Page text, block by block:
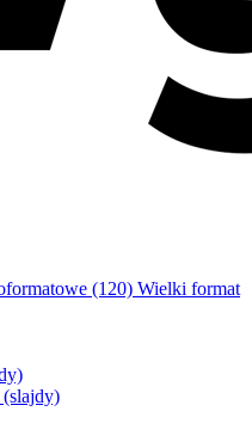
(120) Wielki format
(slajdy)